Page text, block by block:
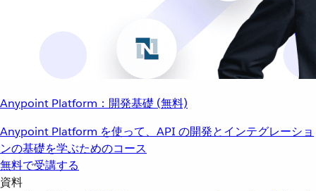
Anypoint Platform：開発基礎 (無料)
Anypoint Platform を使って、API の開発とインテグレーショ
ンの基礎を学ぶためのコース
無料で受講する
資料